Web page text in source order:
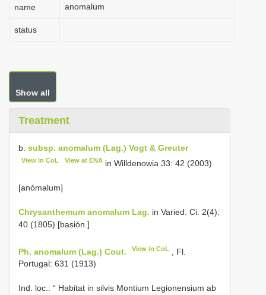
name
anomalum
status
Show all
Treatment
b. subsp. anomalum (Lag.) Vogt & Greuter
View in CoL View at ENAin Willdenowia 33: 42 (2003)
[anómalum]
Chrysanthemum anomalum Lag. in Varied. Ci. 2(4):
40 (1805) [basión.]
Ph. anomalum (Lag.) Cout. View in CoL
, Fl.
Portugal: 631 (1913)
Ind. loc.: “ Habitat in silvis Montium Legionensium ab